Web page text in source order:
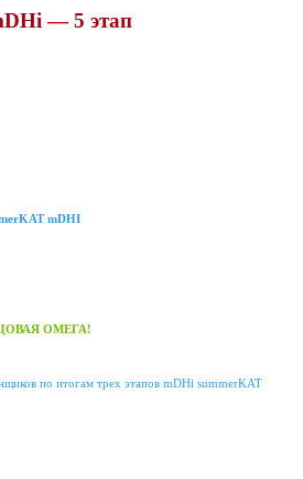
— 5 этап
mDHI
ОМЕГА!
по итогам трех этапов mDHi summerKAT